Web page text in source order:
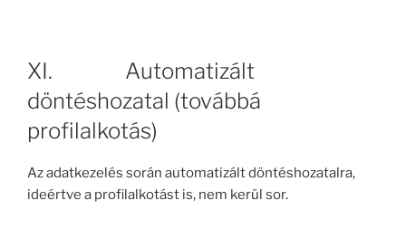
XI. Automatizált
döntéshozatal (továbbá
profilalkotás)
Az adatkezelés során automatizált döntéshozatalra,
ideértve a profilalkotást is, nem kerül sor.